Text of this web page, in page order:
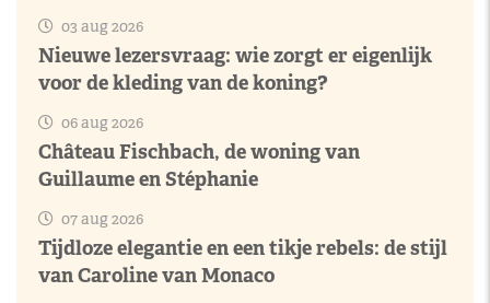
03 aug 2026
Nieuwe lezersvraag: wie zorgt er eigenlijk
voor de kleding van de koning?
06 aug 2026
Château Fischbach, de woning van
Guillaume en Stéphanie
07 aug 2026
Tijdloze elegantie en een tikje rebels: de stijl
van Caroline van Monaco